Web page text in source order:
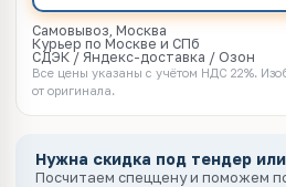
Самовывоз, Москва
Курьер по Москве и СПб
СДЭК / Яндекс-доставка / Озон
Все цены указаны с учётом НДС 22%.
от оригинала.
Нужна скидка под тендер
Посчитаем спеццену и поможем